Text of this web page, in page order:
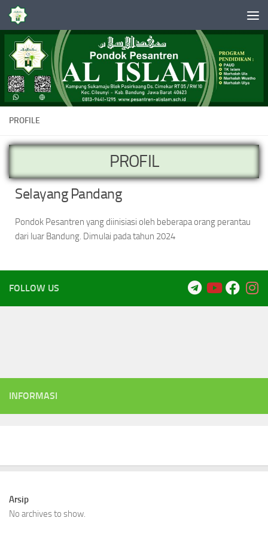
Skip to content
PROFILE
PROFIL
Selayang Pandang
Pondok Pesantren yang diinisiasi oleh beberapa orang perantau
dari luar Bandung. Dimulai pada tahun 2024
FOLLOW US
INFORMASI
Arsip
No archives to show.